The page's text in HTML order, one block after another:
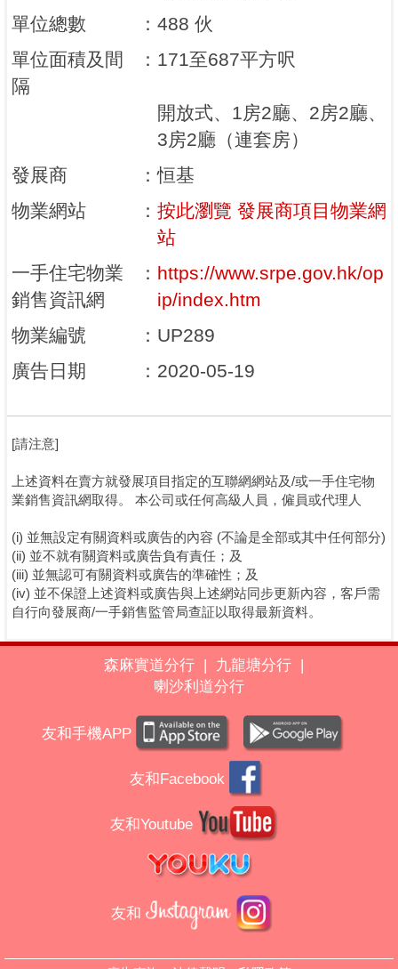
單位總數
： 488 伙
單位面積及間
隔
： 171至687平方呎
開放式、1房2廳、2房2廳、
3房2廳（連套房）
發展商
：恒基
物業網站
： 按此瀏覽 發展商項目物業網
站
一手住宅物業
銷售資訊網
： https://www.srpe.gov.hk/op
ip/index.htm
物業編號
： UP289
廣告日期
： 2020-05-19
[請注意]
上述資料在賣方就發展項目指定的互聯網網站及/或一手住宅物
業銷售資訊網取得。 本公司或任何高級人員，僱員或代理人
(i) 並無設定有關資料或廣告的內容 (不論是全部或其中任何部分)
(ii) 並不就有關資料或廣告負有責任；及
(iii) 並無認可有關資料或廣告的準確性；及
(iv) 並不保證上述資料或廣告與上述網站同步更新內容，客戶需
自行向發展商/一手銷售監管局查証以取得最新資料。
森麻實道分行 | 九龍塘分行
|
喇沙利道分行
友和手機APP
友和Facebook
友和Youtube
友和